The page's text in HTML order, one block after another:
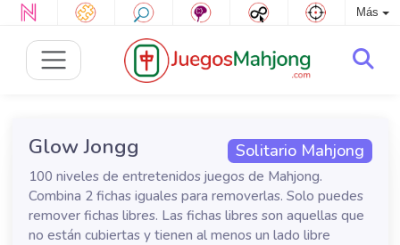
Más
Solitario Mahjong
Glow Jongg
100 niveles de entretenidos juegos de Mahjong.
Combina 2 fichas iguales para removerlas. Solo puedes
remover fichas libres. Las fichas libres son aquellas que
no están cubiertas y tienen al menos un lado libre